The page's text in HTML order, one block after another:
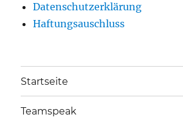
Datenschutzerklärung
Haftungsauschluss
Startseite
Teamspeak